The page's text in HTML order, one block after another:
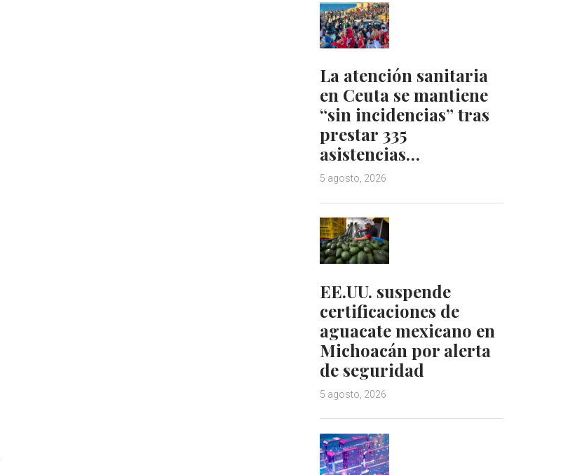
La atención sanitaria
en Ceuta se mantiene
“sin incidencias” tras
prestar 335
asistencias…
5 agosto, 2026
EE.UU. suspende
certificaciones de
aguacate mexicano en
Michoacán por alerta
de seguridad
5 agosto, 2026